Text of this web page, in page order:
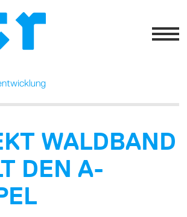
WALDBAND
DEN A-